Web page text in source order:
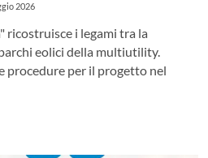
2026
ricostruisce i legami tra la
eolici della multiutility.
procedure per il progetto nel